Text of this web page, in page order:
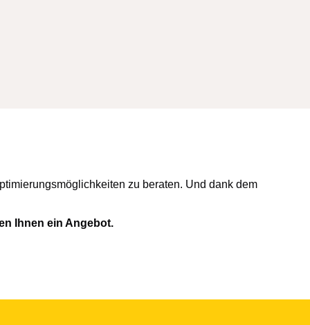
zu beraten. Und dank dem
Ihnen ein Angebot.